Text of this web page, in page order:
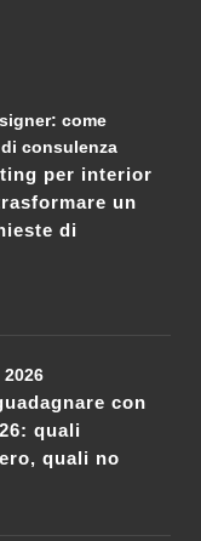
per interior
un
di
con
quali
quali no